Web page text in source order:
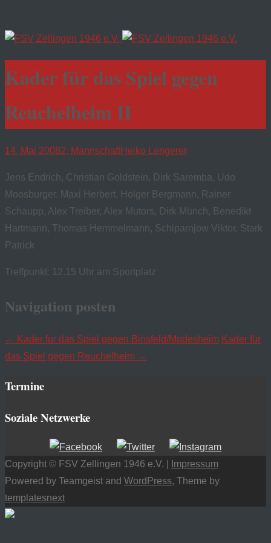
Kader für das Spiel gegen
Reuchelheim II
14. Mai 20082. MannschaftHeiko Lengerer
Jens Endrich, Christian Goldstein, Dirk Saremba, Udo
Moosburger. Maxi Herbert, Holger Bergmann, Rainer
Schaupp, Alex Treiber, Alex Mutors, Dirk Münch, Benedikt
Hartmann, Thomas Hemmelmann, Schiparnjow Viktor, Stark
Patrick
Treffpunkt: 12.15 Uhr am Sportplatz
Navigation posten
← Kader für das Spiel gegen Binsfeld/Müdesheim Kader für
das Spiel gegen Reuchelheim →
Termine
Soziale Netzwerke
Copyright © FSV Zellingen 1946 e.V. |
Impressum
Powered by Teamgeist and WordPress, Theme by
templatesnext